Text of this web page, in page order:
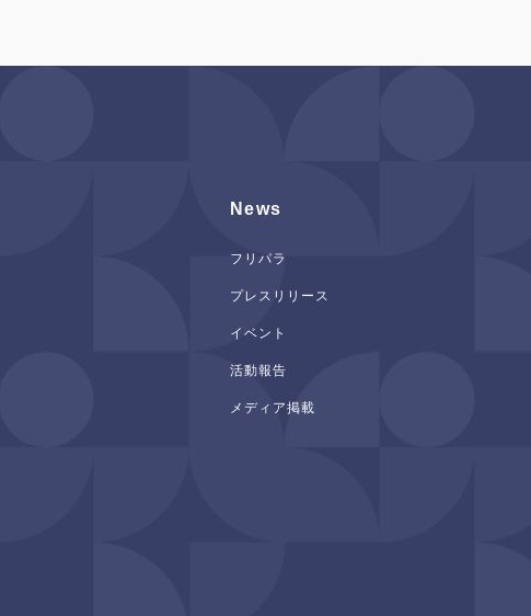
News
フリパラ
プレスリリース
イベント
活動報告
メディア掲載